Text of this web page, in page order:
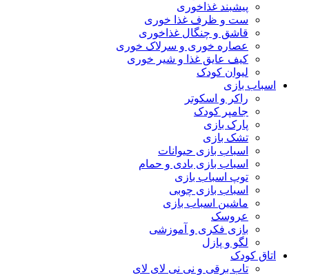
پیشبند غذاخوری
ست و ظرف غذا خوری
قاشق و چنگال غذاخوری
عصاره خوری و سرلاک خوری
کیف عایق غذا و شیر خوری
لیوان کودک
اسباب بازی
راکر و اسکوتر
جامپر کودک
پارک بازی
تشک بازی
اسباب بازی حیوانات
اسباب بازی بادی و حمام
توپ اسباب بازی
اسباب بازی چوبی
ماشین اسباب بازی
عروسک
بازی فکری و آموزشی
لگو و پازل
اتاق کودک
تاب برقی و نی نی لای لای